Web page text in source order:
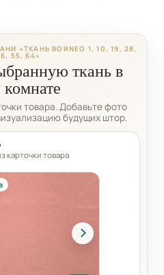
«ТКАНЬ BORNEO 1, 10, 19, 28,
55, 64»
ткань в
комнате
товара. Добавьте фото
будущих штор.
карточки товара